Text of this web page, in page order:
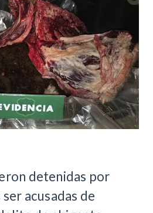
detenidas por
acusadas de